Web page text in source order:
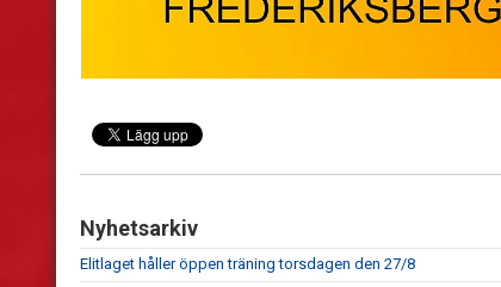
Nyhetsarkiv
Elitlaget håller öppen träning torsdagen den 27/8